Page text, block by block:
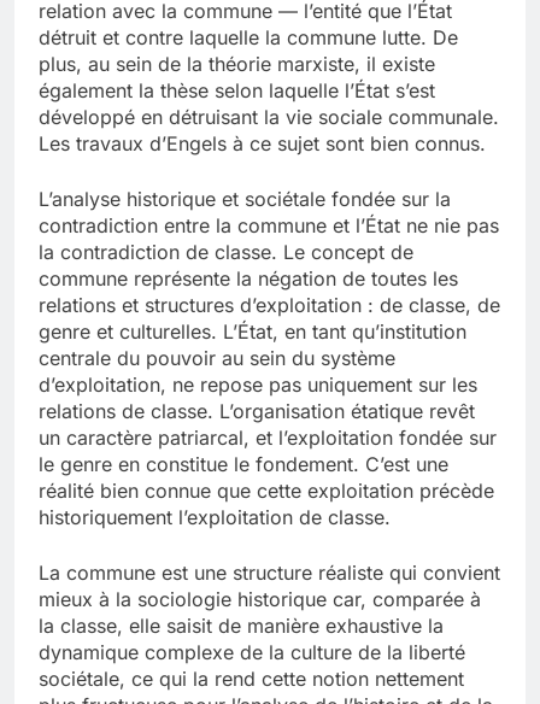
relation avec la commune — l’entité que l’État
détruit et contre laquelle la commune lutte. De
plus, au sein de la théorie marxiste, il existe
également la thèse selon laquelle l’État s’est
développé en détruisant la vie sociale communale.
Les travaux d’Engels à ce sujet sont bien connus.
L’analyse historique et sociétale fondée sur la
contradiction entre la commune et l’État ne nie pas
la contradiction de classe. Le concept de
commune représente la négation de toutes les
relations et structures d’exploitation : de classe, de
genre et culturelles. L’État, en tant qu’institution
centrale du pouvoir au sein du système
d’exploitation, ne repose pas uniquement sur les
relations de classe. L’organisation étatique revêt
un caractère patriarcal, et l’exploitation fondée sur
le genre en constitue le fondement. C’est une
réalité bien connue que cette exploitation précède
historiquement l’exploitation de classe.
La commune est une structure réaliste qui convient
mieux à la sociologie historique car, comparée à
la classe, elle saisit de manière exhaustive la
dynamique complexe de la culture de la liberté
sociétale, ce qui la rend cette notion nettement